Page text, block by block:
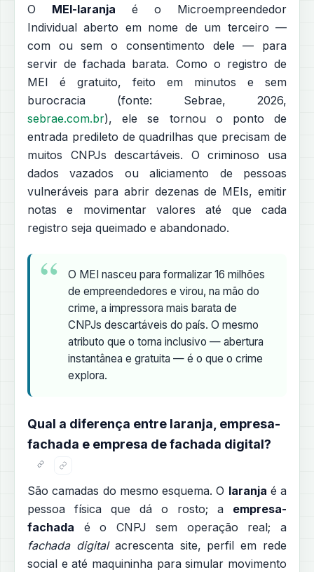
O MEI-laranja é o Microempreendedor
Individual aberto em nome de um terceiro —
com ou sem o consentimento dele — para
servir de fachada barata. Como o registro de
MEI é gratuito, feito em minutos e sem
burocracia (fonte: Sebrae, 2026,
sebrae.com.br), ele se tornou o ponto de
entrada predileto de quadrilhas que precisam de
muitos CNPJs descartáveis. O criminoso usa
dados vazados ou aliciamento de pessoas
vulneráveis para abrir dezenas de MEIs, emitir
notas e movimentar valores até que cada
registro seja queimado e abandonado.
O MEI nasceu para formalizar 16 milhões
de empreendedores e virou, na mão do
crime, a impressora mais barata de
CNPJs descartáveis do país. O mesmo
atributo que o torna inclusivo — abertura
instantânea e gratuita — é o que o crime
explora.
Qual a diferença entre laranja, empresa-
fachada e empresa de fachada digital?
São camadas do mesmo esquema. O laranja é a
pessoa física que dá o rosto; a empresa-
fachada é o CNPJ sem operação real; a
fachada digitalacrescenta site, perfil em rede
social e até maquininha para simular movimento